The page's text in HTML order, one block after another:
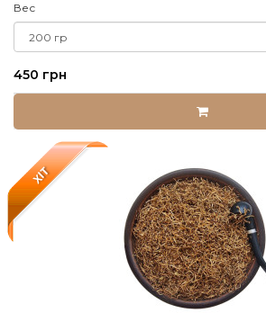
Вес
450 грн
XIT